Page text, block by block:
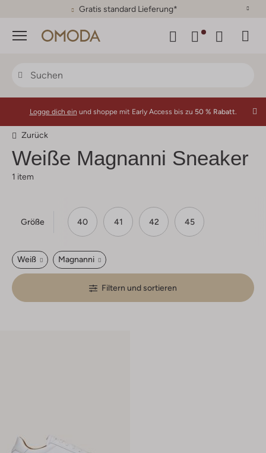
Gratis standard Lieferung*
Menü
Logge dich ein und shoppe mit Early Access bis zu 50 % Rabatt.
Zurück
Weiße Magnanni Sneaker
1 item
Größe 40 41 42 45
Weiß Magnanni
Filtern und sortieren